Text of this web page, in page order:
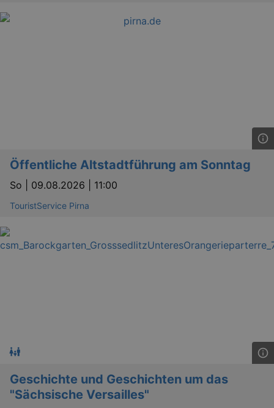
Öffentliche Altstadtführung am Sonntag
So | 09.08.2026 | 11:00
TouristService Pirna
Geschichte und Geschichten um das
"Sächsische Versailles"